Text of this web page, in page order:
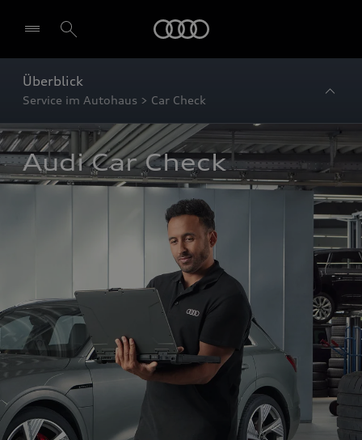
Überblick
Service im Autohaus > Car Check
Audi Car Check